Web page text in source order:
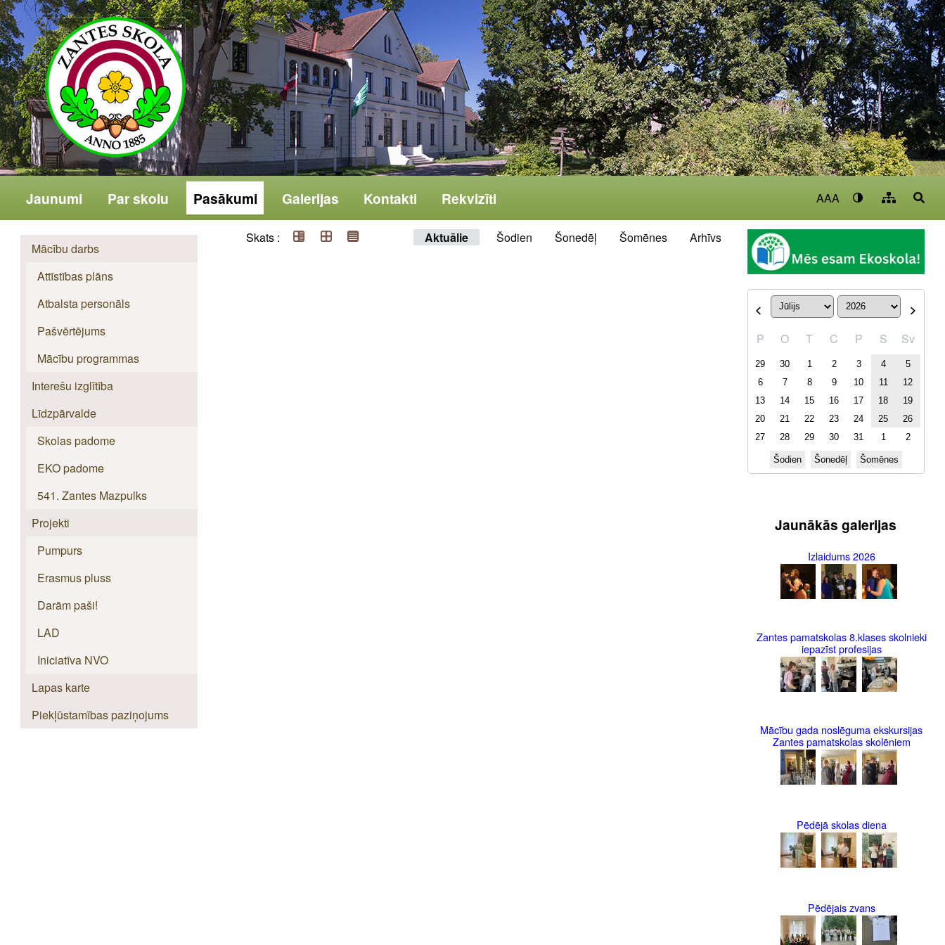
Jaunumi Par skolu Pasākumi Galerijas Kontakti Rekvizīti AAA
Mācību darbs
Attīstības plāns
Atbalsta personāls
Pašvērtējums
Mācību programmas
Interešu izglītība
Līdzpārvalde
Skolas padome
EKO padome
541. Zantes Mazpulks
Projekti
Pumpurs
Erasmus pluss
Darām paši!
LAD
Iniciatīva NVO
Lapas karte
Piekļūstamības paziņojums
Skats : Aktuālie Šodien Šonedēļ Šomēnes Arhīvs
<
>
P
O T C P S Sv
29 30 1 2 3 4
5
6
7 8 9 10 11
12
13
14 15 16 17 18
19
20
21 22 23 24 25
26
27
28 29 30 31 1 2
Šodien Šonedēļ Šomēnes
Jaunākās galerijas
Izlaidums 2026
Zantes pamatskolas 8.klases skolnieki
iepazīst profesijas
Mācību gada noslēguma ekskursijas
Zantes pamatskolas skolēniem
Pēdējā skolas diena
Pēdējais zvans